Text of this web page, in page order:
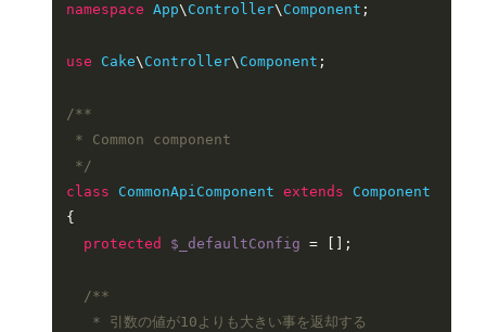
namespace
App\ Controller\ Component ;
use Cake\ Controller\ Component ;
/**
* Common component
*/
class
CommonApiComponent extends
Component
{
protected
$_defaultConfig = [];
/**
   * 引数の値が10よりも大きい事を返却する